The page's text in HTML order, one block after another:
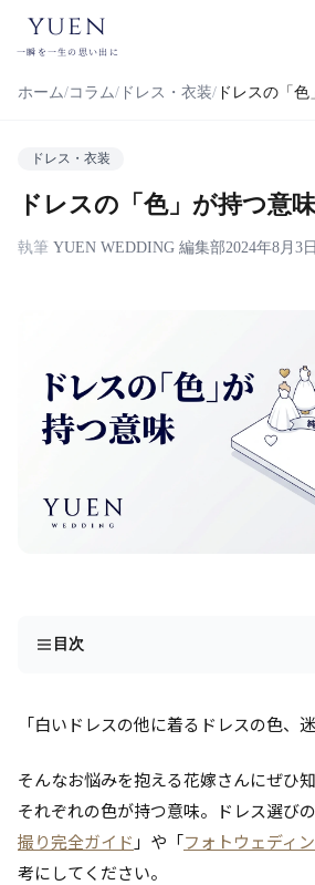
yuen
一瞬を一生の思い出に
ホーム コラム ドレス・衣装 ドレスの「
ドレス・衣装
ドレスの「色」が持つ意味
執筆 YUEN WEDDING 編集部2024年8月3日
目次
「白いドレスの他に着るドレスの色、
そんなお悩みを抱える花嫁さんにぜひ
それぞれの色が持つ意味。ドレス選び
撮り完全ガイド 」や「フォトウェディ
考にしてください。